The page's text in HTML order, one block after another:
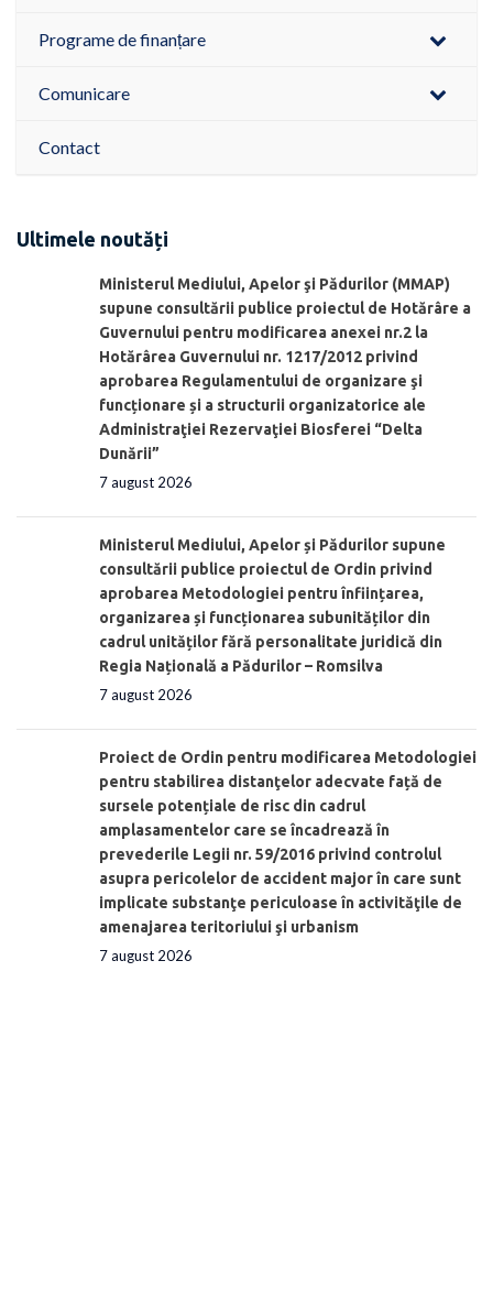
Programe de finanțare
Comunicare
Contact
Ultimele noutăți
Ministerul Mediului, Apelor şi Pădurilor (MMAP)
supune consultării publice proiectul de Hotărâre a
Guvernului pentru modificarea anexei nr.2 la
Hotărârea Guvernului nr. 1217/2012 privind
aprobarea Regulamentului de organizare şi
funcționare și a structurii organizatorice ale
Administraţiei Rezervaţiei Biosferei “Delta
Dunării”
7 august 2026
Ministerul Mediului, Apelor și Pădurilor supune
consultării publice proiectul de Ordin privind
aprobarea Metodologiei pentru înființarea,
organizarea și funcționarea subunităților din
cadrul unităților fără personalitate juridică din
Regia Națională a Pădurilor – Romsilva
7 august 2026
Proiect de Ordin pentru modificarea Metodologiei
pentru stabilirea distanţelor adecvate față de
sursele potențiale de risc din cadrul
amplasamentelor care se încadrează în
prevederile Legii nr. 59/2016 privind controlul
asupra pericolelor de accident major în care sunt
implicate substanţe periculoase în activităţile de
amenajarea teritoriului şi urbanism
7 august 2026